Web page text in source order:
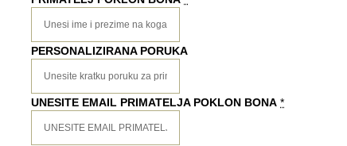
PERSONALIZIRANA PORUKA
UNESITE EMAIL PRIMATELJA POKLON BONA *